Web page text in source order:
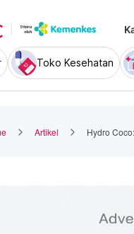
Toko Kesehatan
Artikel Hydro